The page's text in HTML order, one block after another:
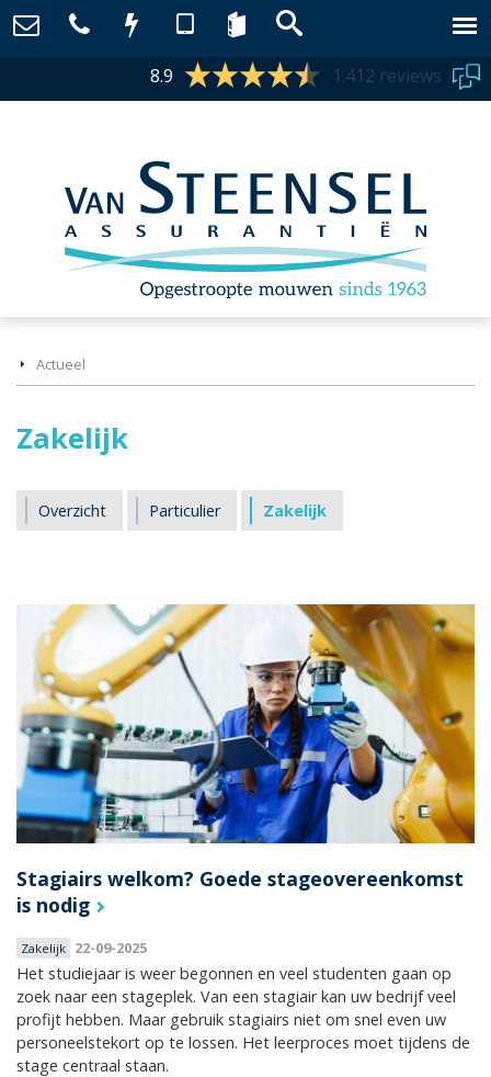
8.9 1.412 reviews
Actueel
Zakelijk
Overzicht Particulier Zakelijk
Stagiairs welkom? Goede stageovereenkomst
is nodig
Zakelijk 22-09-2025
Het studiejaar is weer begonnen en veel studenten gaan op
zoek naar een stageplek. Van een stagiair kan uw bedrijf veel
profijt hebben. Maar gebruik stagiairs niet om snel even uw
personeelstekort op te lossen. Het leerproces moet tijdens de
stage centraal staan.